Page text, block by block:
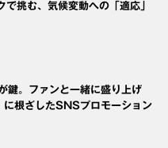
挑む、気候変動への「適応」
鍵。ファンと一緒に盛り上げ
に根ざしたSNSプロモーション